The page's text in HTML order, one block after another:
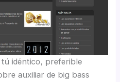
idéntico, preferible
auxiliar de big bass